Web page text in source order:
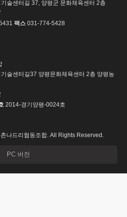
술센터길 37, 양평군 문화체육센터 2층
팩스 031-774-5428
술센터길37 양평문화체육센터 2층 양평농
2014-경기양평-0024호
나드리협동조합. All Rights Reserved.
PC 버전